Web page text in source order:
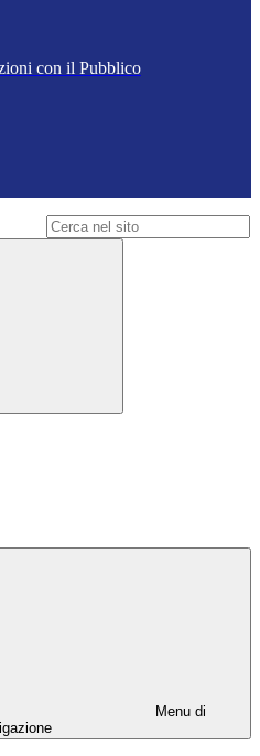
con il Pubblico
Menu di